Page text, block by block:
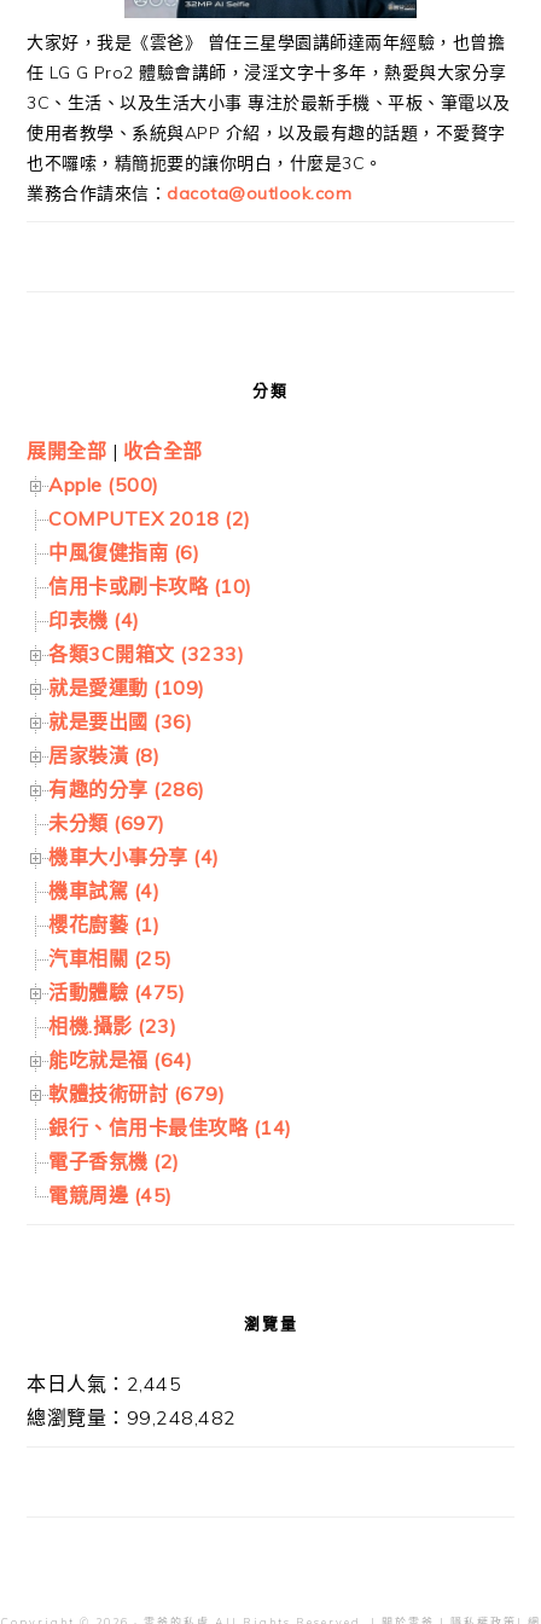
大家好，我是《雲爸》 曾任三星學園講師達兩年經驗，也曾擔
任 LG G Pro2 體驗會講師，浸淫文字十多年，熱愛與大家分享
3C、生活、以及生活大小事 專注於最新手機、平板、筆電以及
使用者教學、系統與APP 介紹，以及最有趣的話題，不愛贅字
也不囉嗦，精簡扼要的讓你明白，什麼是3C。
業務合作請來信： dacota@outlook.com
分類
展開全部 | 收合全部
Apple (500)
COMPUTEX 2018 (2)
中風復健指南 (6)
信用卡或刷卡攻略 (10)
印表機 (4)
各類3C開箱文 (3233)
就是愛運動 (109)
就是要出國 (36)
居家裝潢 (8)
有趣的分享 (286)
未分類 (697)
機車大小事分享 (4)
機車試駕 (4)
櫻花廚藝 (1)
汽車相關 (25)
活動體驗 (475)
相機.攝影 (23)
能吃就是福 (64)
軟體技術研討 (679)
銀行、信用卡最佳攻略 (14)
電子香氛機 (2)
電競周邊 (45)
瀏覽量
本日人氣：2,445
總瀏覽量：99,248,482